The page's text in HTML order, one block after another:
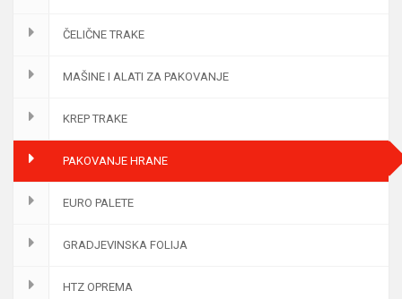
ČELIČNE TRAKE
MAŠINE I ALATI ZA PAKOVANJE
KREP TRAKE
PAKOVANJE HRANE
EURO PALETE
GRADJEVINSKA FOLIJA
HTZ OPREMA